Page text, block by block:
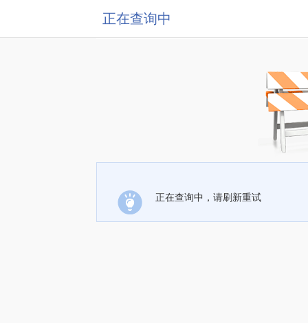
正在查询中
正在查询中，请刷新重试